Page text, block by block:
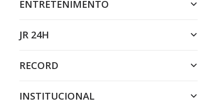
ENTRETENIMENTO
JR 24H
RECORD
INSTITUCIONAL